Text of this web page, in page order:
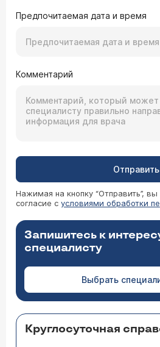
Предпочитаемая дата и время
Комментарий
Отправить
Нажимая на кнопку “Отправить”,
согласие с условиями обработки
Запишитесь к
специалисту
Выбрать
Круглосуточная